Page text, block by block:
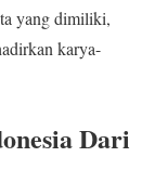
yang dimiliki,
karya-
Dari